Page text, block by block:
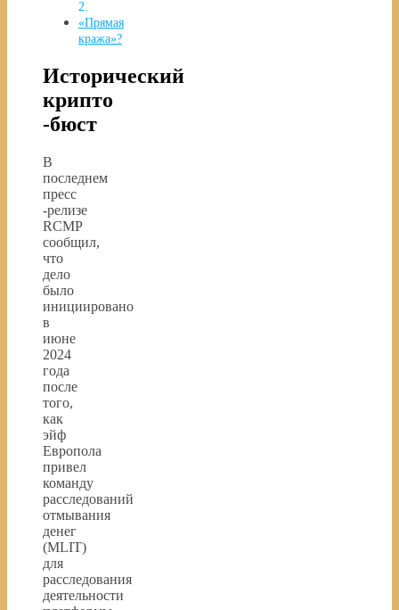
«Прямая
кража»?
Исторический
крипто
-бюст
В
последнем
пресс
-релизе
RCMP
сообщил,
что
дело
было
инициировано
в
июне
2024
года
после
того,
как
эйф
Европола
привел
команду
расследований
отмывания
денег
(MLIT)
для
расследования
деятельности